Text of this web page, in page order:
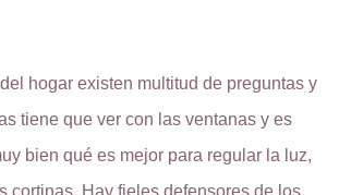
hogar existen multitud de preguntas y
tiene que ver con las ventanas y es
bien qué es mejor para regular la luz,
cortinas. Hay fieles defensores de los